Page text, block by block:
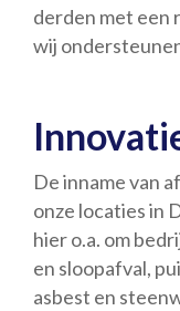
derden met een
wij
De inname van
onze locaties in
hier o.a. om
en sloopafval,
asbest en